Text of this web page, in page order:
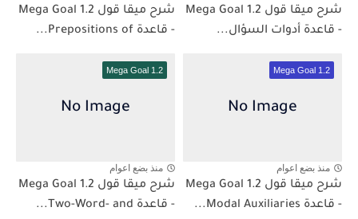
شرح ميقا قول 1.2 Mega Goal
- قاعدة أدوات السؤال...
شرح ميقا قول 1.2 Mega Goal
- قاعدة Prepositions of...
Mega Goal 1.2
منذ بضع اعوام
شرح ميقا قول 1.2 Mega Goal
- قاعدة Modal Auxiliaries...
Mega Goal 1.2
منذ بضع اعوام
شرح ميقا قول 1.2 Mega Goal
- قاعدة Two-Word- and...